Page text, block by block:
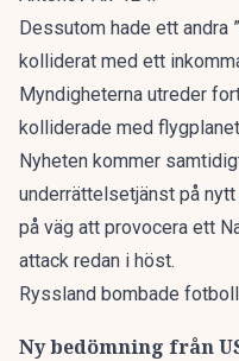
Dessutom hade ett andra
kolliderat med ett
Myndigheterna utreder
kolliderade med
Nyheten kommer
underrättelsetjänst på
på väg att provocera ett
attack redan i höst.
Ryssland bombade
Ny bedömning från